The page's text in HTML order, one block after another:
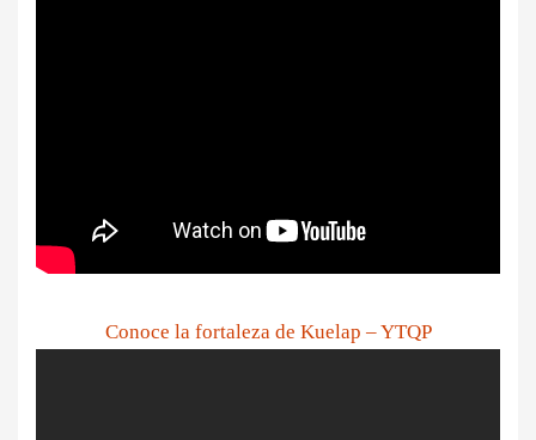
Conoce la fortaleza de Kuelap – YTQP